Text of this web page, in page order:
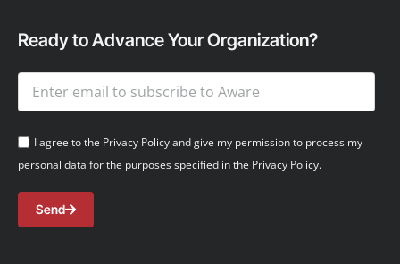
Ready to Advance Your Organization?
I agree to the Privacy Policy and give my permission to process my
personal data for the purposes specified in the Privacy Policy.
Send